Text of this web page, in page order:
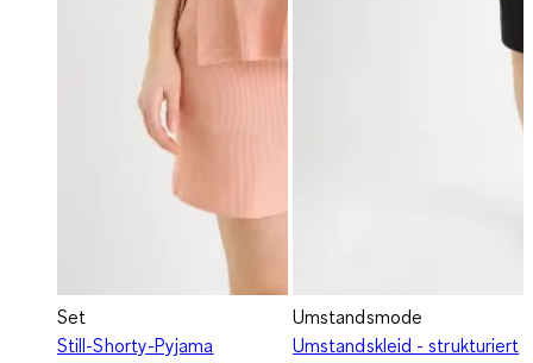
Set
Still-Shorty-Pyjama
Umstandsmode
Umstandskleid - strukturiert